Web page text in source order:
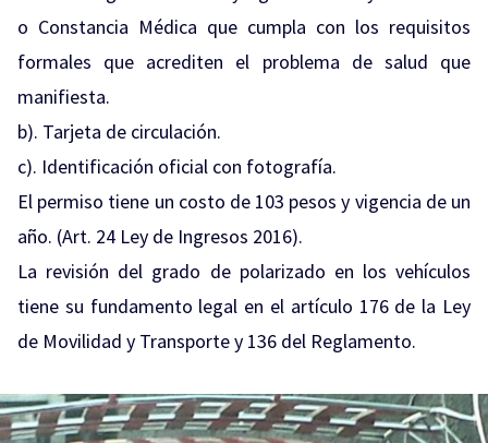
o Constancia Médica que cumpla con los requisitos
formales que acrediten el problema de salud que
manifiesta.
b). Tarjeta de circulación.
c). Identificación oficial con fotografía.
El permiso tiene un costo de 103 pesos y vigencia de un
año. (Art. 24 Ley de Ingresos 2016).
La revisión del grado de polarizado en los vehículos
tiene su fundamento legal en el artículo 176 de la Ley
de Movilidad y Transporte y 136 del Reglamento.